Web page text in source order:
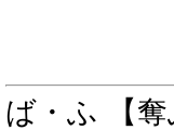
ば・ふ 【奪